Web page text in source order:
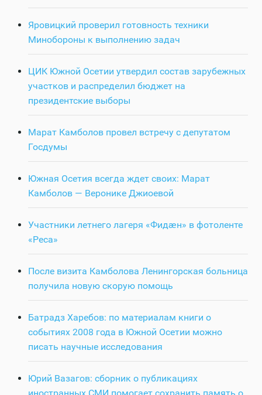
Яровицкий проверил готовность техники
Минобороны к выполнению задач
ЦИК Южной Осетии утвердил состав зарубежных
участков и распределил бюджет на
президентские выборы
Марат Камболов провел встречу с депутатом
Госдумы
Южная Осетия всегда ждет своих: Марат
Камболов — Веронике Джиоевой
Участники летнего лагеря «Фидӕн» в фотоленте
«Реса»
После визита Камболова Ленингорская больница
получила новую скорую помощь
Батрадз Харебов: по материалам книги о
событиях 2008 года в Южной Осетии можно
писать научные исследования
Юрий Вазагов: сборник о публикациях